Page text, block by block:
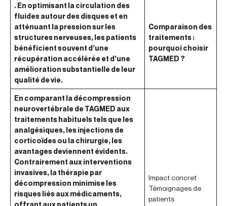
. En optimisant la circulation des
fluides autour des disques et en
atténuant la pression sur les
structures nerveuses, les patients
bénéficient souvent d’une
récupération accélérée et d’une
amélioration substantielle de leur
qualité de vie.
Comparaison des
traitements :
pourquoi choisir
TAGMED ?
En comparant la décompression
neurovertébrale de TAGMED aux
traitements habituels tels que les
analgésiques, les injections de
corticoïdes ou la chirurgie, les
avantages deviennent évidents.
Contrairement aux interventions
invasives, la thérapie par
décompression minimise les
risques liés aux médicaments,
Impact concret :
Témoignages de
patients